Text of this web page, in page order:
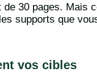
de 30 pages. Mais
supports que
vos cibles